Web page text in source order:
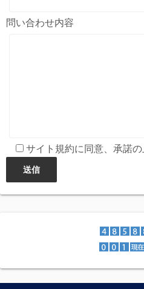
問い合わせ内容
サイト規約に同意、承諾の